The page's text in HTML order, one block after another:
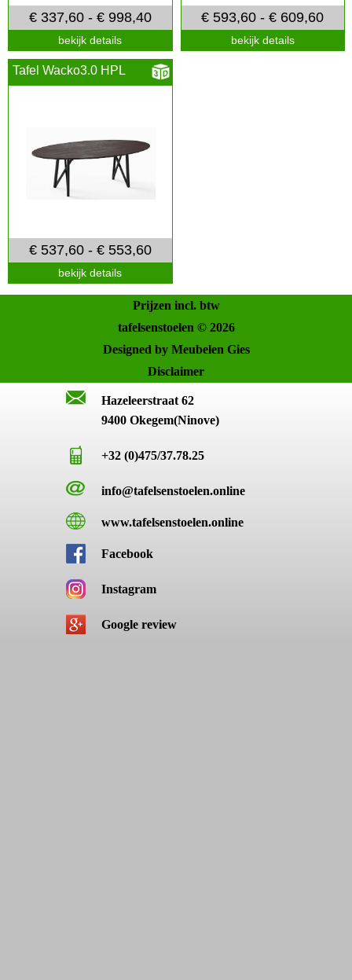
€ 337,60 - € 998,40
bekijk details
€ 593,60 - € 609,60
bekijk details
Tafel Wacko3.0 HPL
€ 537,60 - € 553,60
bekijk details
Prijzen incl. btw
tafelsenstoelen © 2026
Designed by Meubelen Gies
Disclaimer
Hazeleerstraat 62
9400 Okegem(Ninove)
+32 (0)475/37.78.25
info@tafelsenstoelen.online
www.tafelsenstoelen.online
Facebook
Instagram
Google review